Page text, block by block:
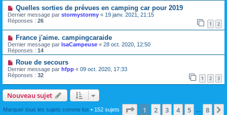
Quelles sorties de prévues en camping car pour 2019
Dernier message par stormystormy « 19 janv. 2021, 21:15
Réponses : 26 1 2
France j'aime. campingcaraide
Dernier message par IsaCampeuse « 28 oct. 2020, 12:50
Réponses : 14
Roue de secours
Dernier message par hfpp « 09 oct. 2020, 17:33
Réponses : 32 1 2 3
Nouveau sujet
Marquer tous les sujets comme lus • 152 sujets Page 1sur8
1 2 3 4 5 8